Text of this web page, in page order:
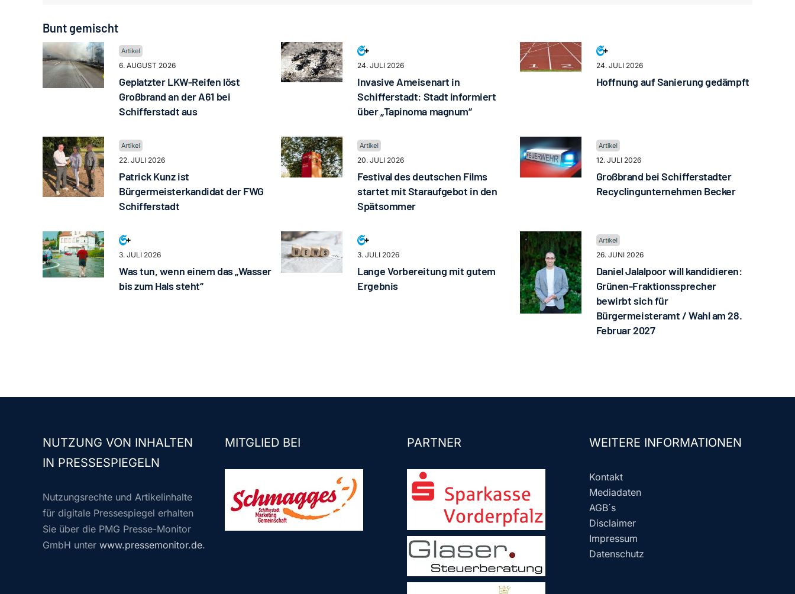
Bunt gemischt
6. AUGUST 2026
Geplatzter LKW-Reifen löst
Großbrand an der A61 bei
Schifferstadt aus
24. JULI 2026
Invasive Ameisenart in
Schifferstadt: Stadt informiert
über „Tapinoma magnum“
24. JULI 2026
Hoffnung auf Sanierung gedämpft
22. JULI 2026
Patrick Kunz ist
Bürgermeisterkandidat der FWG
Schifferstadt
20. JULI 2026
Festival des deutschen Films
startet mit Staraufgebot in den
Spätsommer
12. JULI 2026
Großbrand bei Schifferstadter
Recyclingunternehmen Becker
3. JULI 2026
Was tun, wenn einem das „Wasser
bis zum Hals steht“
3. JULI 2026
Lange Vorbereitung mit gutem
Ergebnis
26. JUNI 2026
Daniel Jalalpoor will kandidieren:
Grünen-Fraktionssprecher
bewirbt sich für
Bürgermeisteramt / Wahl am 28.
Februar 2027
NUTZUNG VON INHALTEN
IN PRESSESPIEGELN
Nutzungsrechte und Artikelinhalte
für digitale Pressespiegel erhalten
Sie über die PMG Presse-Monitor
GmbH unter www.pressemonitor.de.
MITGLIED BEI PARTNER WEITERE INFORMATIONEN
Kontakt
Mediadaten
AGB´s
Disclaimer
Impressum
Datenschutz